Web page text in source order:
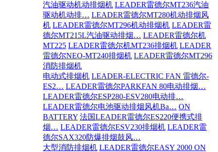
汽油驱动机动排烟机 LEADER雷德尔MT236汽油
驱动机动排… LEADER雷德尔MT280机动排烟风
机 LEADER雷德尔MT296机动排烟机 LEADER雷
德尔MT215L汽油驱动排烟… LEADER雷德尔机
MT225 LEADER雷德尔机MT236排烟机 LEADER
雷德尔NEO-MT240排烟机 LEADER雷德尔MT296
消防排烟机
电动式排烟机 LEADER-ELECTRIC FAN 雷德尔-
ES2… LEADER雷德尔PARKFAN 80电动排烟…
LEADER雷德尔ESP280-ESV280电动排…
LEADER雷德尔电池驱动排烟风机Ba… ON
BATTERY 法国LEADER雷德尔ES220便携式排
烟… LEADER雷德尔ESV230排烟机 LEADER雷
德尔SAX320防爆排烟鼓风…
大型消防排烟机 LEADER雷德尔EASY 2000 ON